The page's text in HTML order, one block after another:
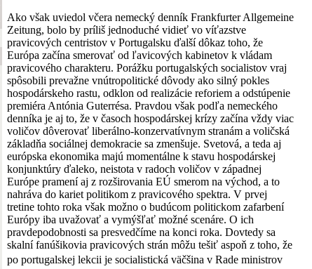
Ako však uviedol včera nemecký denník Frankfurter Allgemeine
Zeitung, bolo by príliš jednoduché vidieť vo víťazstve
pravicových centristov v Portugalsku ďalší dôkaz toho, že
Európa začína smerovať od ľavicových kabinetov k vládam
pravicového charakteru. Porážku portugalských socialistov vraj
spôsobili prevažne vnútropolitické dôvody ako silný pokles
hospodárskeho rastu, odklon od realizácie reforiem a odstúpenie
premiéra Antónia Guterrésa. Pravdou však podľa nemeckého
denníka je aj to, že v časoch hospodárskej krízy začína vždy viac
voličov dôverovať liberálno-konzervatívnym stranám a voličská
základňa sociálnej demokracie sa zmenšuje. Svetová, a teda aj
európska ekonomika majú momentálne k stavu hospodárskej
konjunktúry ďaleko, neistota v radoch voličov v západnej
Európe pramení aj z rozširovania EÚ smerom na východ, a to
nahráva do kariet politikom z pravicového spektra. V prvej
tretine tohto roka však možno o budúcom politickom zafarbení
Európy iba uvažovať a vymýšľať možné scenáre. O ich
pravdepodobnosti sa presvedčíme na konci roka. Dovtedy sa
skalní fanúšikovia pravicových strán môžu tešiť aspoň z toho, že
po portugalskej lekcii je socialistická väčšina v Rade ministrov